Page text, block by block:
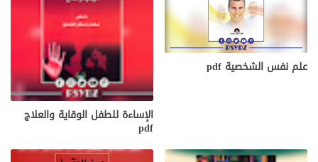
علم نفس الشخصية pdf
الإساءة للطفل الوقاية والعلاج
pdf